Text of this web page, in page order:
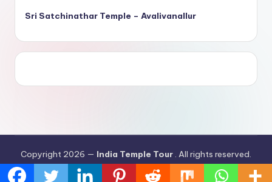
Sri Satchinathar Temple – Avalivanallur
Copyright 2026 — India Temple Tour . All rights reserved.
Bloghash WordPress Theme